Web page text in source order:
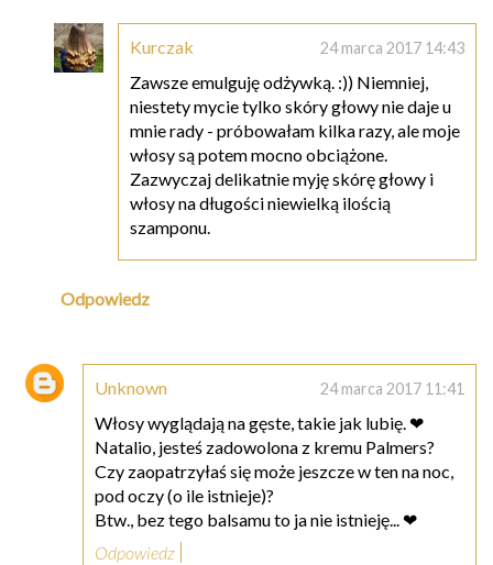
Kurczak 24 marca 2017 14:43
Zawsze emulguję odżywką. :)) Niemniej,
niestety mycie tylko skóry głowy nie daje u
mnie rady - próbowałam kilka razy, ale moje
włosy są potem mocno obciążone.
Zazwyczaj delikatnie myję skórę głowy i
włosy na długości niewielką ilością
szamponu.
Odpowiedz
Unknown 24 marca 2017 11:41
Włosy wyglądają na gęste, takie jak lubię. ❤
Natalio, jesteś zadowolona z kremu Palmers?
Czy zaopatrzyłaś się może jeszcze w ten na noc,
pod oczy (o ile istnieje)?
Btw., bez tego balsamu to ja nie istnieję... ❤
Odpowiedz